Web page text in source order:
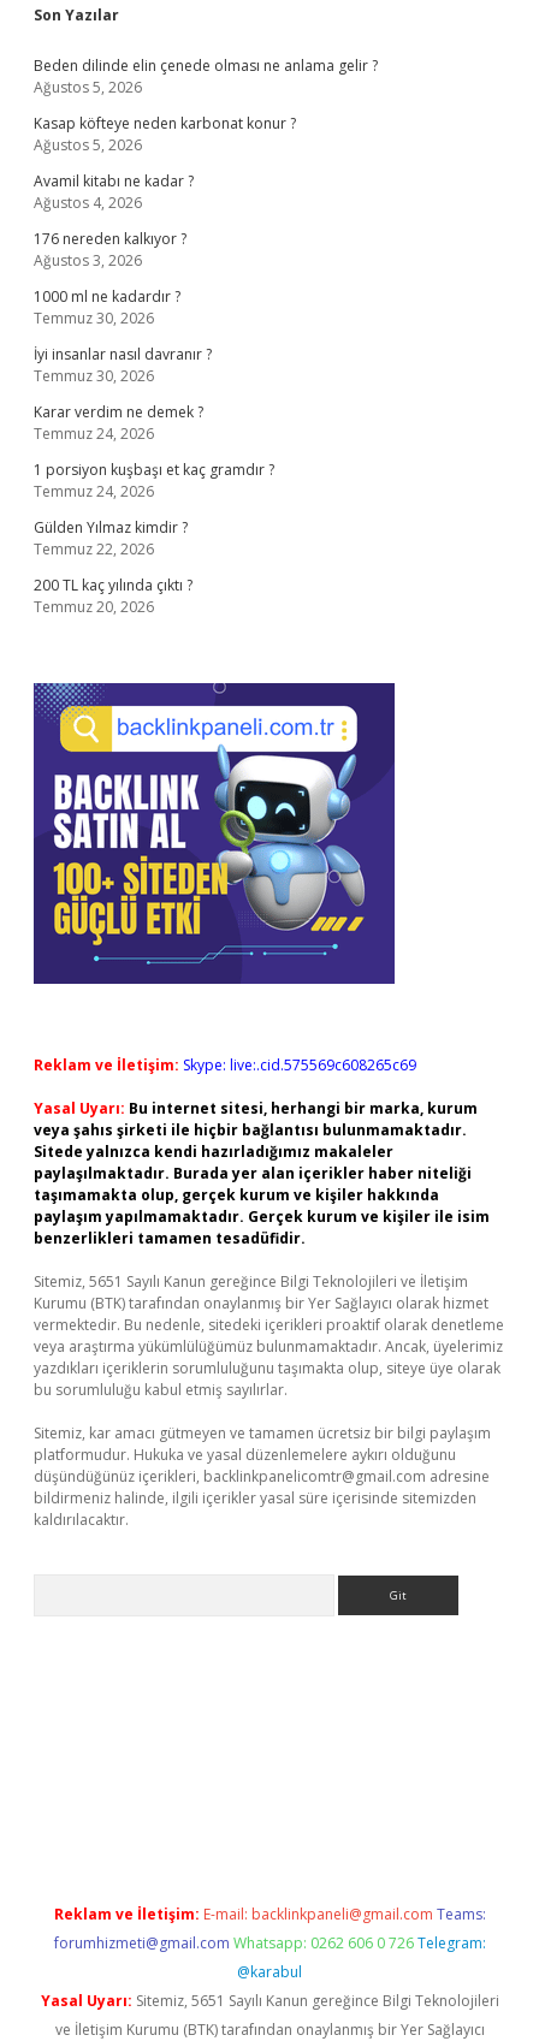
Sidebar
Son Yazılar
Beden dilinde elin çenede olması ne anlama gelir ?
Ağustos 5, 2026
Kasap köfteye neden karbonat konur ?
Ağustos 5, 2026
Avamil kitabı ne kadar ?
Ağustos 4, 2026
176 nereden kalkıyor ?
Ağustos 3, 2026
1000 ml ne kadardır ?
Temmuz 30, 2026
İyi insanlar nasıl davranır ?
Temmuz 30, 2026
Karar verdim ne demek ?
Temmuz 24, 2026
1 porsiyon kuşbaşı et kaç gramdır ?
Temmuz 24, 2026
Gülden Yılmaz kimdir ?
Temmuz 22, 2026
200 TL kaç yılında çıktı ?
Temmuz 20, 2026
Reklam ve İletişim: Skype: live:.cid.575569c608265c69
Yasal Uyarı: Bu internet sitesi, herhangi bir marka, kurum
veya şahıs şirketi ile hiçbir bağlantısı bulunmamaktadır.
Sitede yalnızca kendi hazırladığımız makaleler
paylaşılmaktadır. Burada yer alan içerikler haber niteliği
taşımamakta olup, gerçek kurum ve kişiler hakkında
paylaşım yapılmamaktadır. Gerçek kurum ve kişiler ile isim
benzerlikleri tamamen tesadüfidir.
Sitemiz, 5651 Sayılı Kanun gereğince Bilgi Teknolojileri ve İletişim
Kurumu (BTK) tarafından onaylanmış bir Yer Sağlayıcı olarak hizmet
vermektedir. Bu nedenle, sitedeki içerikleri proaktif olarak denetleme
veya araştırma yükümlülüğümüz bulunmamaktadır. Ancak, üyelerimiz
yazdıkları içeriklerin sorumluluğunu taşımakta olup, siteye üye olarak
bu sorumluluğu kabul etmiş sayılırlar.
Sitemiz, kar amacı gütmeyen ve tamamen ücretsiz bir bilgi paylaşım
platformudur. Hukuka ve yasal düzenlemelere aykırı olduğunu
düşündüğünüz içerikleri, backlinkpanelicomtr@gmail.com adresine
bildirmeniz halinde, ilgili içerikler yasal süre içerisinde sitemizden
kaldırılacaktır.
Reklam ve İletişim: E-mail: backlinkpaneli@gmail.com Teams:
forumhizmeti@gmail.com Whatsapp: 0262 606 0 726 Telegram:
@karabul
Yasal Uyarı: Sitemiz, 5651 Sayılı Kanun gereğince Bilgi Teknolojileri
ve İletişim Kurumu (BTK) tarafından onaylanmış bir Yer Sağlayıcı